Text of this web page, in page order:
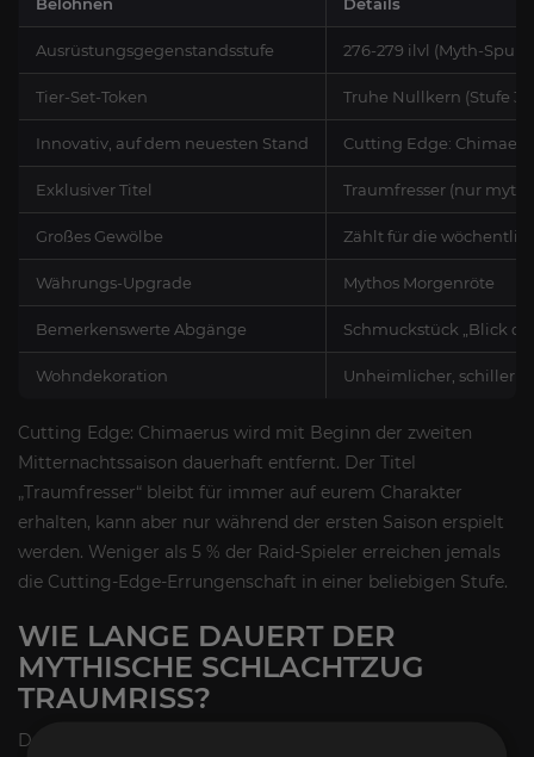
Ausrüstungsgegenstandsstufe 276-279 ilvl (Myth-Spur
Tier-Set-Token Truhe Nullkern (Stufe
Innovativ, auf dem neuesten Stand Cutting Edge:
Exklusiver Titel Traumfresser (nur
Großes Gewölbe Zählt für die
Währungs-Upgrade Mythos Morgenröte
Bemerkenswerte Abgänge Schmuckstück „Blick
Wohndekoration Unheimlicher,
Cutting Edge: Chimaerus wird mit Beginn der zweiten
Mitternachtssaison dauerhaft entfernt. Der Titel
„Traumfresser“ bleibt für immer auf eurem Charakter
erhalten, kann aber nur während der ersten Saison erspielt
werden. Weniger als 5 % der Raid-Spieler erreichen jemals
die Cutting-Edge-Errungenschaft in einer beliebigen Stufe.
WIE LANGE DAUERT DER
MYTHISCHE SCHLACHTZUG
TRAUMRISS?
Der mythische Chimärus-Raid dauert mit einem gut